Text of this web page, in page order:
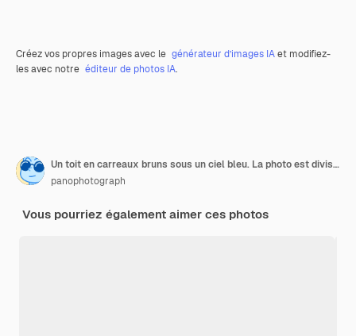
Créez vos propres images avec le générateur d’images IAet modifiez-
les avec notre éditeur de photos IA.
Un toit en carreaux bruns sous un ciel bleu. La photo est divisée en deux parties. Une partie est un toit en argile.
panophotograph
Vous pourriez également aimer ces photos